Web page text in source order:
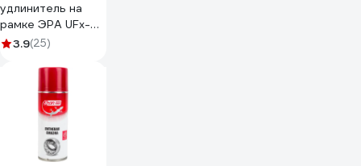
удлинитель на
рамке ЭРА UFx-
1e-3x1.5-50m-IP44
гнездо 50м ПВС
3х1.5 Б0046814
3.9(25)